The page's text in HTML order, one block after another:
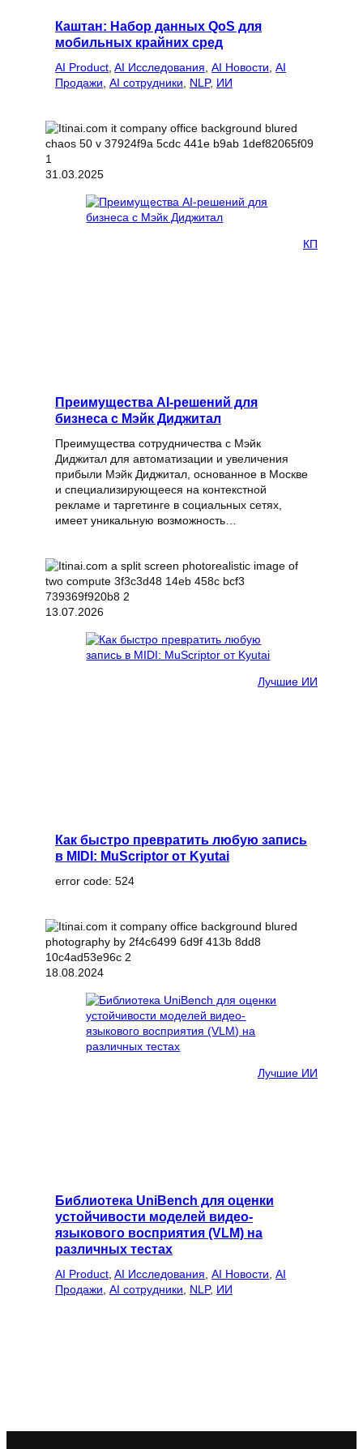
Каштан: Набор данных QoS для
мобильных крайних сред
AI Product, AI Исследования, AI Новости, AI
Продажи, AI сотрудники, NLP, ИИ
31.03.2025
КП
Преимущества AI-решений для
бизнеса с Мэйк Диджитал
Преимущества сотрудничества с Мэйк
Диджитал для автоматизации и увеличения
прибыли Мэйк Диджитал, основанное в Москве
и специализирующееся на контекстной
рекламе и таргетинге в социальных сетях,
имеет уникальную возможность…
13.07.2026
Лучшие ИИ
Как быстро превратить любую запись
в MIDI: MuScriptor от Kyutai
error code: 524
18.08.2024
Лучшие ИИ
Библиотека UniBench для оценки
устойчивости моделей видео-
языкового восприятия (VLM) на
различных тестах
AI Product, AI Исследования, AI Новости, AI
Продажи, AI сотрудники, NLP, ИИ